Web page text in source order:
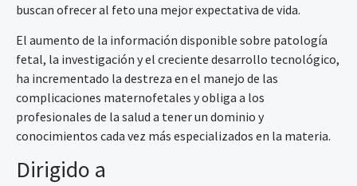
buscan ofrecer al feto una mejor expectativa de vida.
El aumento de la información disponible sobre patología
fetal, la investigación y el creciente desarrollo tecnológico,
ha incrementado la destreza en el manejo de las
complicaciones maternofetales y obliga a los
profesionales de la salud a tener un dominio y
conocimientos cada vez más especializados en la materia.
Dirigido a